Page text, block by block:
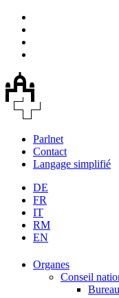
Parlnet
Contact
Langage simplifié
DE
FR
IT
RM
EN
Organes
Conseil